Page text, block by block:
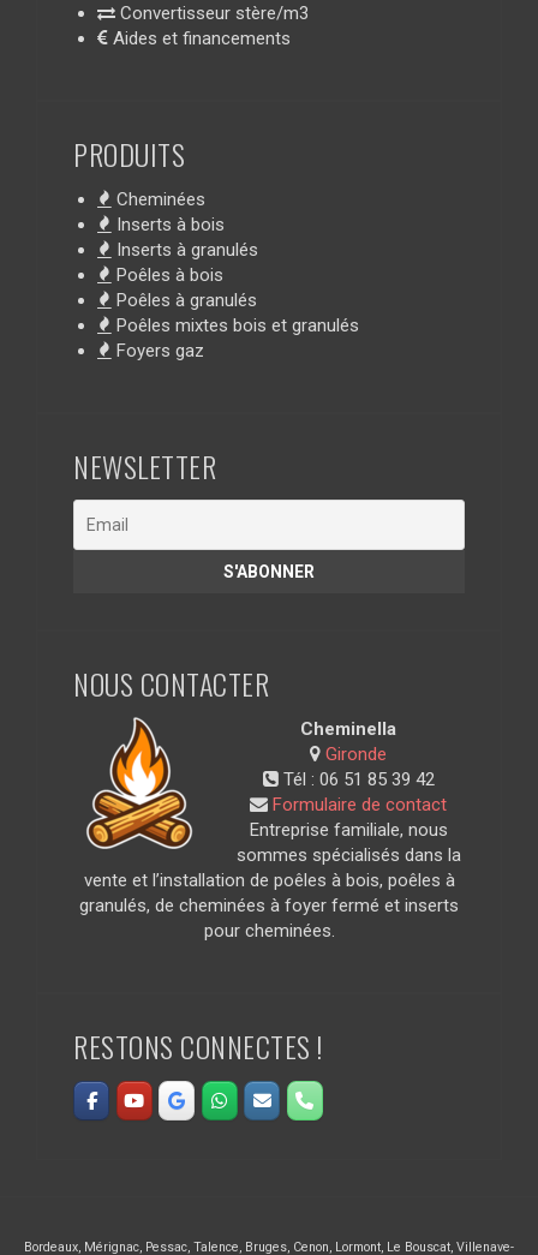
Convertisseur stère/m3
Aides et financements
PRODUITS
Cheminées
Inserts à bois
Inserts à granulés
Poêles à bois
Poêles à granulés
Poêles mixtes bois et granulés
Foyers gaz
NEWSLETTER
NOUS CONTACTER
Cheminella
Gironde
Tél : 06 51 85 39 42
Formulaire de contact
Entreprise familiale, nous
sommes spécialisés dans la
vente et l’installation de poêles à bois, poêles à
granulés, de cheminées à foyer fermé et inserts
pour cheminées.
RESTONS CONNECTES !
Bordeaux, Mérignac, Pessac, Talence, Bruges, Cenon, Lormont, Le Bouscat, Villenave-